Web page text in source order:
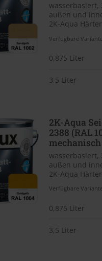
wasserbasiert,
außen und
2K-Aqua
Verfügbare
0,875 Liter
3,5 Liter
2K-Aqua
2388 (RAL
mechanisch
wasserbasiert,
außen und
2K-Aqua
Verfügbare
0,875 Liter
3,5 Liter